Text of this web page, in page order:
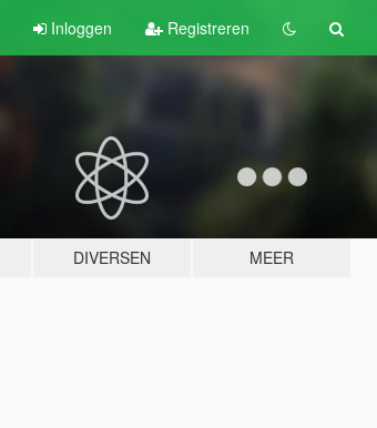
Inloggen Registreren
DIVERSEN MEER